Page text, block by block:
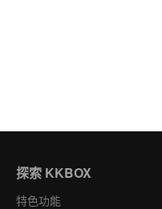
探索 KKBOX
特色功能